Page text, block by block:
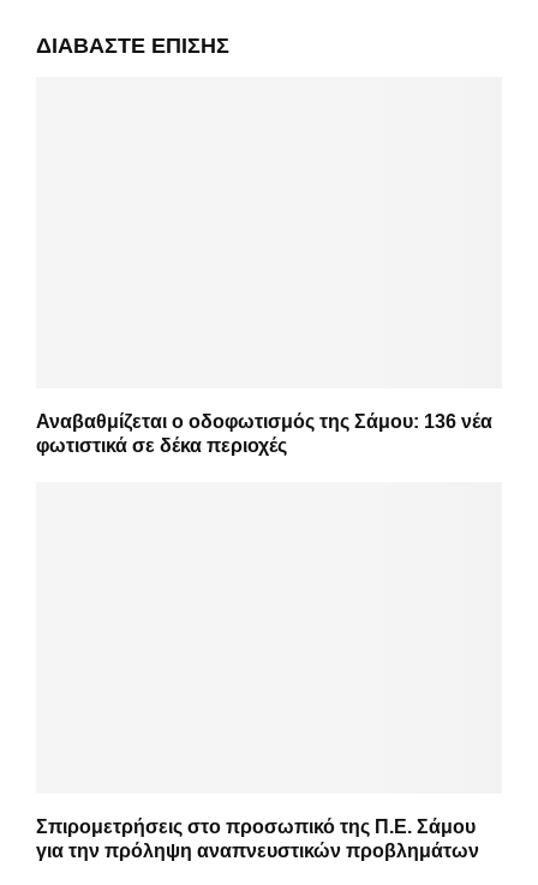
ΔΙΑΒΆΣΤΕ ΕΠΊΣΗΣ
Αναβαθμίζεται ο οδοφωτισμός της Σάμου: 136 νέα
φωτιστικά σε δέκα περιοχές
Σπιρομετρήσεις στο προσωπικό της Π.Ε. Σάμου
για την πρόληψη αναπνευστικών προβλημάτων